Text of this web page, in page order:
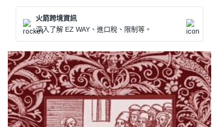
火箭跨境資訊
深入了解 EZ WAY、進口稅、限制等。